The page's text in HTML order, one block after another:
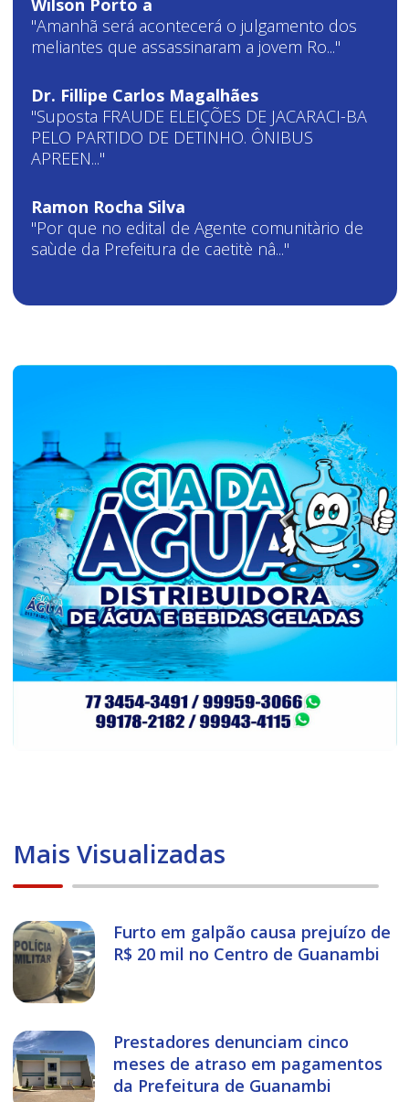
Wilson Porto a
"Amanhã será acontecerá o julgamento dos
meliantes que assassinaram a jovem Ro..."
Dr. Fillipe Carlos Magalhães
"Suposta FRAUDE ELEIÇÕES DE JACARACI-BA
PELO PARTIDO DE DETINHO. ÔNIBUS
APREEN..."
Ramon Rocha Silva
"Por que no edital de Agente comunitàrio de
saùde da Prefeitura de caetitè nâ..."
Mais Visualizadas
Furto em galpão causa prejuízo de
R$ 20 mil no Centro de Guanambi
Prestadores denunciam cinco
meses de atraso em pagamentos
da Prefeitura de Guanambi